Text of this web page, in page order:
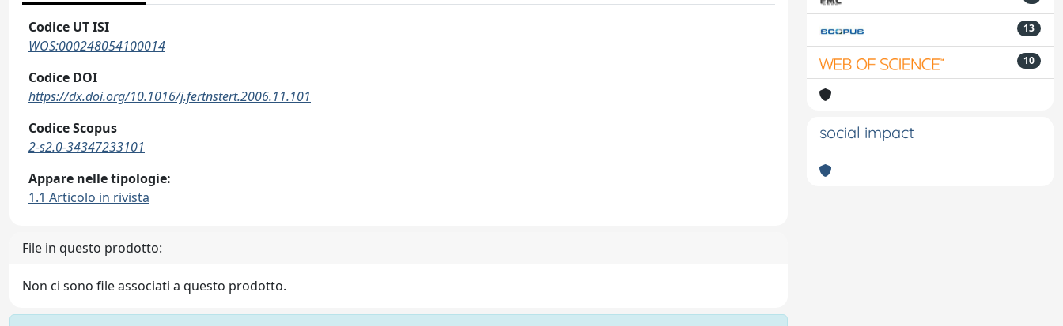
Codice UT ISI
WOS:000248054100014
Codice DOI
https://dx.doi.org/10.1016/j.fertnstert.2006.11.101
Codice Scopus
2-s2.0-34347233101
Appare nelle tipologie:
1.1 Articolo in rivista
File in questo prodotto:
Non ci sono file associati a questo prodotto.
13
10
social impact